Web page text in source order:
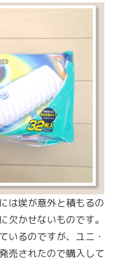
は埃が意外と積もるの
欠かせないものです。
いるのですが、ユニ・
売されたので購入して